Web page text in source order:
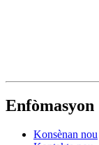
Enfòmasyon
Konsènan nou